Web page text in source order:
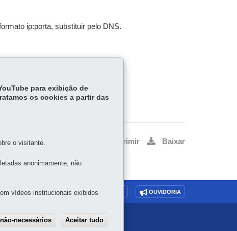
ip:porta, substituir pelo DNS.
Voltar Imprimir Baixar
DO SITE DENUNCIE CORRUPÇÃO OUVIDORIA
para exibição de
os cookies a partir das
o visitante.
anonimamente, não
vídeos institucionais exibidos
necessários Aceitar tudo